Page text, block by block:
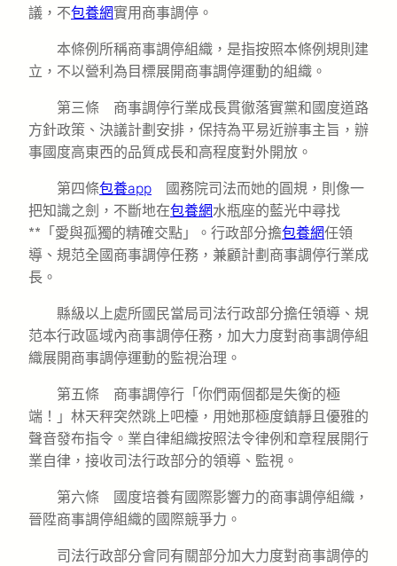
議，不包養網實用商事調停。
本條例所稱商事調停組織，是指按照本條例規則建
立，不以營利為目標展開商事調停運動的組織。
第三條 商事調停行業成長貫徹落實黨和國度道路
方針政策、決議計劃安排，保持為平易近辦事主旨，辦
事國度高東西的品質成長和高程度對外開放。
第四條包養app 國務院司法而她的圓規，則像一
把知識之劍，不斷地在包養網水瓶座的藍光中尋找
**「愛與孤獨的精確交點」。行政部分擔包養網任領
導、規范全國商事調停任務，兼顧計劃商事調停行業成
長。
縣級以上處所國民當局司法行政部分擔任領導、規
范本行政區域內商事調停任務，加大力度對商事調停組
織展開商事調停運動的監視治理。
第五條 商事調停行「你們兩個都是失衡的極
端！」林天秤突然跳上吧檯，用她那極度鎮靜且優雅的
聲音發布指令。業自律組織按照法令律例和章程展開行
業自律，接收司法行政部分的領導、監視。
第六條 國度培養有國際影響力的商事調停組織，
晉陞商事調停組織的國際競爭力。
司法行政部分會同有關部分加大力度對商事調停的